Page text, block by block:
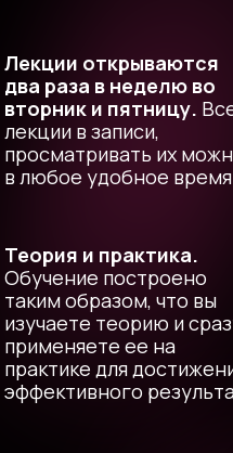
Лекции открываются
два раза в неделю во
вторник и пятницу.
лекции в записи,
просматривать их
в любое удобное время
Теория и практика.
Обучение построено
таким образом, что вы
изучаете теорию и
применяете ее на
практике для
эффективного